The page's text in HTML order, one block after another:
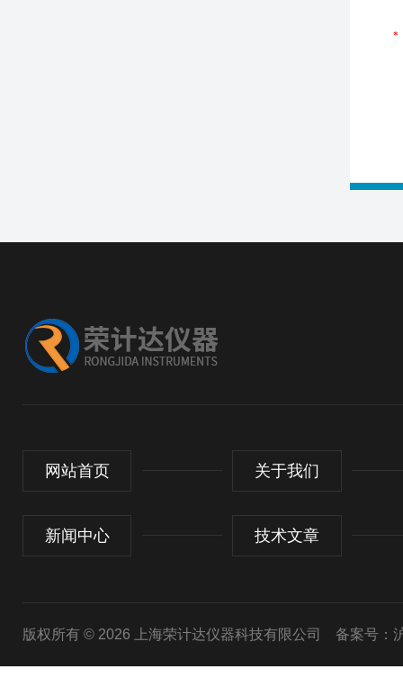
网站首页 关于我们
新闻中心 技术文章
版权所有 © 2026 上海荣计达仪器科技有限公司 备案号：